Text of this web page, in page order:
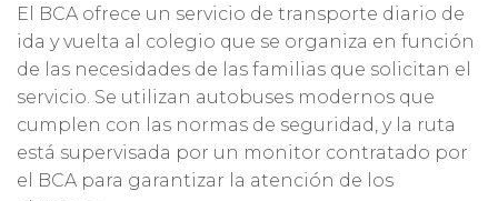
El BCA ofrece un servicio de transporte diario de
ida y vuelta al colegio que se organiza en función
de las necesidades de las familias que solicitan el
servicio. Se utilizan autobuses modernos que
cumplen con las normas de seguridad, y la ruta
está supervisada por un monitor contratado por
el BCA para garantizar la atención de los